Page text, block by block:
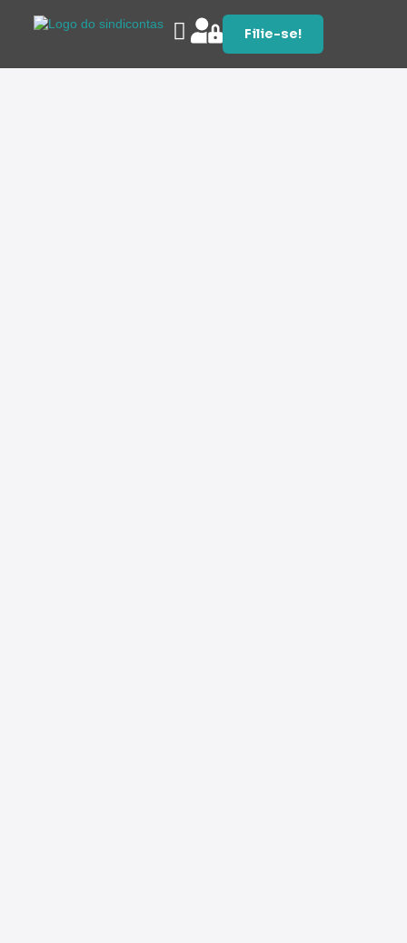
Filie-se!